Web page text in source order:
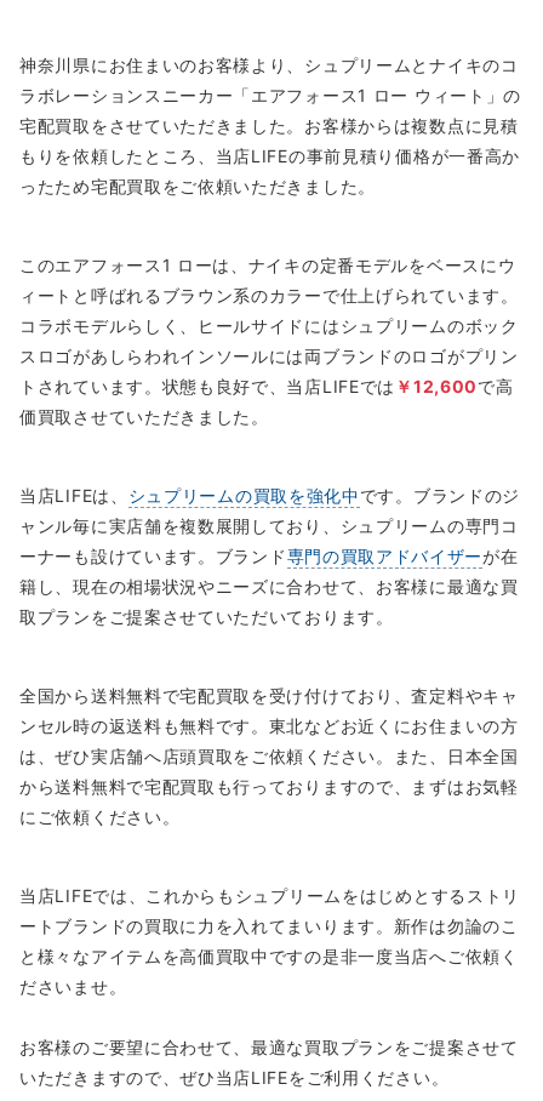
神奈川県にお住まいのお客様より、シュプリームとナイキのコ
ラボレーションスニーカー「エアフォース1 ロー ウィート」の
宅配買取をさせていただきました。お客様からは複数点に見積
もりを依頼したところ、当店LIFEの事前見積り価格が一番高か
ったため宅配買取をご依頼いただきました。
このエアフォース1 ローは、ナイキの定番モデルをベースにウ
ィートと呼ばれるブラウン系のカラーで仕上げられています。
コラボモデルらしく、ヒールサイドにはシュプリームのボック
スロゴがあしらわれインソールには両ブランドのロゴがプリン
トされています。状態も良好で、当店LIFEでは ￥12,600で高
価買取させていただきました。
当店LIFEは、 シュプリームの買取を強化中です。ブランドのジ
ャンル毎に実店舗を複数展開しており、シュプリームの専門コ
ーナーも設けています。ブランド専門の買取アドバイザーが在
籍し、現在の相場状況やニーズに合わせて、お客様に最適な買
取プランをご提案させていただいております。
全国から送料無料で宅配買取を受け付けており、査定料やキャ
ンセル時の返送料も無料です。東北などお近くにお住まいの方
は、ぜひ実店舗へ店頭買取をご依頼ください。また、日本全国
から送料無料で宅配買取も行っておりますので、まずはお気軽
にご依頼ください。
当店LIFEでは、これからもシュプリームをはじめとするストリ
ートブランドの買取に力を入れてまいります。新作は勿論のこ
と様々なアイテムを高価買取中ですの是非一度当店へご依頼く
ださいませ。
お客様のご要望に合わせて、最適な買取プランをご提案させて
いただきますので、ぜひ当店LIFEをご利用ください。